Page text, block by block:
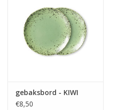
gebaksbord - KIWI
€8,50